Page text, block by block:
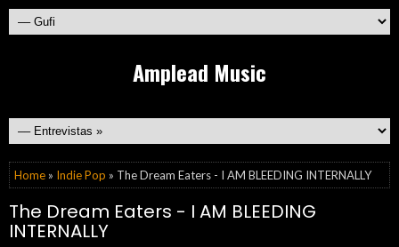
Amplead Music
Home » Indie Pop » The Dream Eaters - I AM BLEEDING INTERNALLY
The Dream Eaters - I AM BLEEDING
INTERNALLY